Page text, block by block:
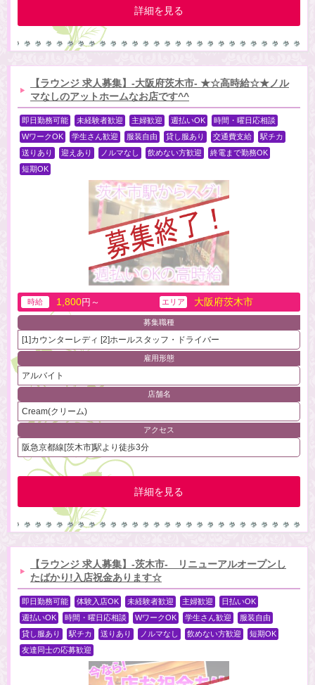
詳細を見る
【ラウンジ 求人募集】-大阪府茨木市- ★☆高時給☆★ノル
マなしのアットホームなお店です^^
即日勤務可能 未経験者歓迎 主婦歓迎 週払いOK
時間・曜日応相談
WワークOK
学生さん歓迎 服装自由 貸し服あり 交通費支給
駅チカ
送りあり
迎えあり ノルマなし 飲めない方歓迎
終電まで勤務OK
短期OK
時給 1,800円～ エリア 大阪府茨木市
募集職種
[1]カウンターレディ [2]ホールスタッフ・ドライバー
雇用形態
アルバイト
店舗名
Cream(クリーム)
アクセス
阪急京都線[茨木市]駅より徒歩3分
詳細を見る
【ラウンジ 求人募集】-茨木市- リニューアルオープンし
たばかり!入店祝金あります☆
即日勤務可能 体験入店OK 未経験者歓迎 主婦歓迎
日払いOK
週払いOK
時間・曜日応相談 WワークOK 学生さん歓迎
服装自由
貸し服あり
駅チカ 送りあり ノルマなし 飲めない方歓迎
短期OK
友達同士の応募歓迎